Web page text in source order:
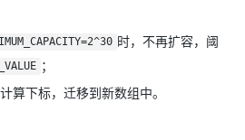
时，不再扩容，阈
；
算下标，迁移到新数组中。